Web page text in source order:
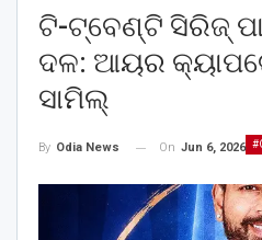
ଟି-ଟ୍ବେଣ୍ଟି ସିରିଜ୍‌
ଦଳ: ଆୟର
ସାମିଲ୍
By Odia News On Jun 6, 2026